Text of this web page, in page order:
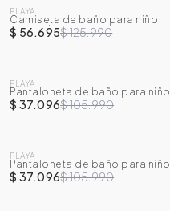
-55%
PLAYA
Camiseta de baño para niño
manga larga
$ 56.695$ 125.990
-65%
PLAYA
Pantaloneta de baño para niño
$ 37.096$ 105.990
-65%
PLAYA
Pantaloneta de baño para niño
$ 37.096$ 105.990